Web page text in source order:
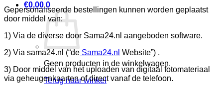
€0.00 0
Geen producten in de winkelwagen.
Terug naar winkel
Gepersonaliseerde bestellingen kunnen worden geplaatst
door middel van:
1) Via de diverse door Sama24.nl aangeboden software.
2) Via sama24.nl (“de Sama24.nl Website”) .
3) Door middel van het uploaden van digitaal fotomateriaal
via geheugenkaarten of direct vanaf de telefoon.